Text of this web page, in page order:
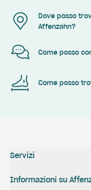
Dove posso
Affenzahn?
Come posso
Come posso
Servizi
Informazioni su